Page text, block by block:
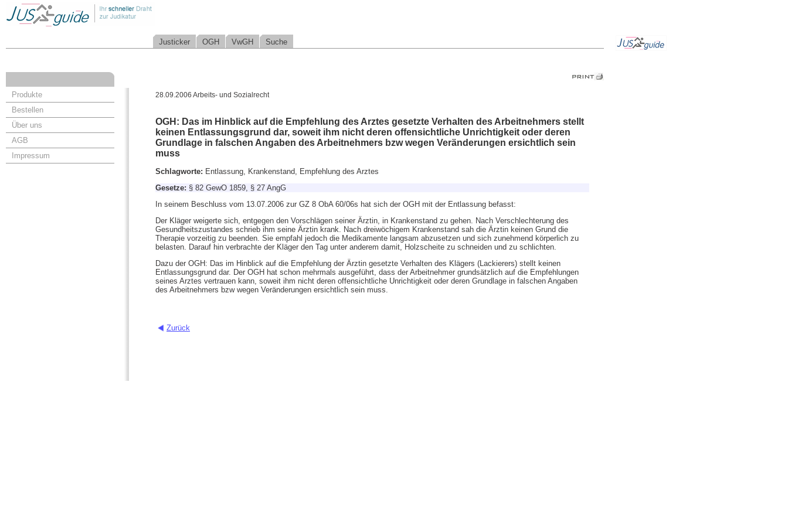
Justicker OGH VwGH Suche
Produkte
Bestellen
Über uns
AGB
Impressum
28.09.2006 Arbeits- und Sozialrecht
OGH: Das im Hinblick auf die Empfehlung des Arztes gesetzte Verhalten des Arbeitnehmers stellt
keinen Entlassungsgrund dar, soweit ihm nicht deren offensichtliche Unrichtigkeit oder deren
Grundlage in falschen Angaben des Arbeitnehmers bzw wegen Veränderungen ersichtlich sein
muss
Schlagworte: Entlassung, Krankenstand, Empfehlung des Arztes
Gesetze: § 82 GewO 1859, § 27 AngG
In seinem Beschluss vom 13.07.2006 zur GZ 8 ObA 60/06s hat sich der OGH mit der Entlassung befasst:
Der Kläger weigerte sich, entgegen den Vorschlägen seiner Ärztin, in Krankenstand zu gehen. Nach Verschlechterung des
Gesundheitszustandes schrieb ihm seine Ärztin krank. Nach dreiwöchigem Krankenstand sah die Ärztin keinen Grund die
Therapie vorzeitig zu beenden. Sie empfahl jedoch die Medikamente langsam abzusetzen und sich zunehmend körperlich zu
belasten. Darauf hin verbrachte der Kläger den Tag unter anderem damit, Holzscheite zu schneiden und zu schlichten.
Dazu der OGH: Das im Hinblick auf die Empfehlung der Ärztin gesetzte Verhalten des Klägers (Lackierers) stellt keinen
Entlassungsgrund dar. Der OGH hat schon mehrmals ausgeführt, dass der Arbeitnehmer grundsätzlich auf die Empfehlungen
seines Arztes vertrauen kann, soweit ihm nicht deren offensichtliche Unrichtigkeit oder deren Grundlage in falschen Angaben
des Arbeitnehmers bzw wegen Veränderungen ersichtlich sein muss.
Zurück